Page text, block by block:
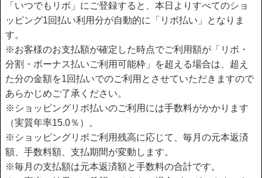
「いつでもリボ」にご登録すると、本日よりすべてのショ
ッピング1回払い利用分が自動的に「リボ払い」となりま
す。
※お客様のお支払額が確定した時点でご利用額が「リボ・
分割・ボーナス払いご利用可能枠」を超える場合は、超え
た分の金額を1回払いでのご利用とさせていただきますので
あらかじめご了承ください。
※ショッピングリボ払いのご利用には手数料がかかります
（実質年率15.0％）。
※ショッピングリボご利用残高に応じて、毎月の元本返済
額、手数料額、支払期間が変動します。
※毎月の支払額は元本返済額と手数料の合計です。